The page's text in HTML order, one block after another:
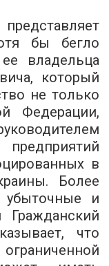
бы бегло
владельца
который
не только
Федерации,
в
Более
убыточные и
что